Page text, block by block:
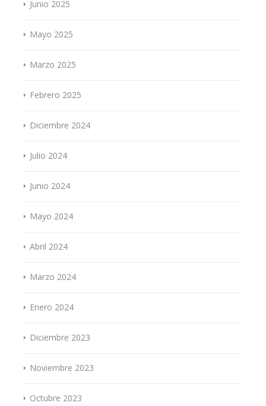
Junio 2025
Mayo 2025
Marzo 2025
Febrero 2025
Diciembre 2024
Julio 2024
Junio 2024
Mayo 2024
Abril 2024
Marzo 2024
Enero 2024
Diciembre 2023
Noviembre 2023
Octubre 2023